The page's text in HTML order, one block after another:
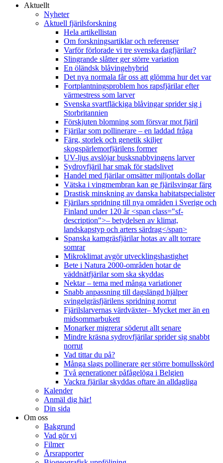
Aktuellt
Nyheter
Aktuell fjärilsforskning
Hela artikellistan
Om forskningsartiklar och referenser
Varför förlorade vi tre svenska dagfjärilar?
Slingrande slåtter ger större variation
En öländsk blåvingehybrid
Det nya normala får oss att glömma hur det var
Fortplantningsproblem hos rapsfjärilar efter
värmestress som larver
Svenska svartfläckiga blåvingar sprider sig i
Storbritannien
Förskjuten blomning som försvar mot fjäril
Fjärilar som pollinerare – en laddad fråga
Färg, storlek och genetik skiljer
skogspärlemorfjärilens former
UV-ljus avslöjar busksnabbvingens larver
Sydrovfjäril har smak för stadslivet
Handel med fjärilar omsätter miljontals dollar
Vätska i vingmembran kan ge fjärilsvingar färg
Drastisk minskning av danska habitatspecialister
Fjärilars spridning till nya områden i Sverige och
Finland under 120 år <span class="sf-
description">– betydelsen av klimat,
landskapstyp och arters särdrag</span>
Spanska kamgräsfjärilar hotas av allt torrare
somrar
Mikroklimat avgör utvecklingshastighet
Bete i Natura 2000-områden hotar de
väddnätfjärilar som ska skyddas
Nektar – tema med många variationer
Snabb anpassning till dagslängd hjälper
svingelgräsfjärilens spridning norrut
Fjärilslarvernas värdväxter– Mycket mer än en
midsommarbukett
Monarker migrerar söderut allt senare
Mindre kräsna sydrovfjärilar sprider sig snabbt
norrut
Vad tittar du på?
Många slags pollinerare ger större bomullsskörd
Två generationer påfågelöga i Belgien
Vackra fjärilar skyddas oftare än alldagliga
Kalender
Anmäl dig här!
Din sida
Om oss
Bakgrund
Vad gör vi
Filmer
Årsrapporter